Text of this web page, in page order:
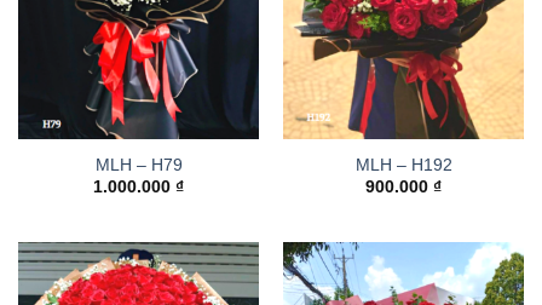
MLH – H79
1.000.000 ₫
MLH – H192
900.000 ₫